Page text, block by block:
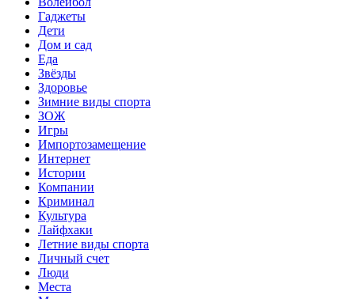
Гаджеты
Дети
Дом и сад
Еда
Звёзды
Здоровье
Зимние виды спорта
ЗОЖ
Игры
Импортозамещение
Интернет
Истории
Компании
Криминал
Культура
Лайфхаки
Летние виды спорта
Личный счет
Люди
Места